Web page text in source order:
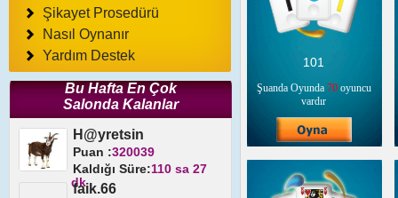
Şikayet Prosedürü
Nasıl Oynanır
Yardım Destek
Bu Hafta En Çok
Salonda Kalanlar
H@yretsin
Puan :320039
Kaldığı Süre:110 sa 27
dk
faik.66
101
Şuanda Oyunda 70oyuncu
vardır